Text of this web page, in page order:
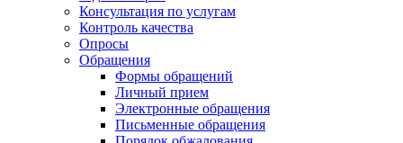
Консультация по услугам
Контроль качества
Опросы
Обращения
Формы обращений
Личный прием
Электронные обращения
Письменные обращения